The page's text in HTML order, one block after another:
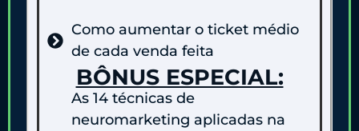
BÔNUS ESPECIAL:
As 14 técnicas de
neuromarketing aplicadas na
Como aumentar o ticket médio
de cada venda feita